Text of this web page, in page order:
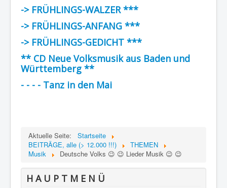
-> FRÜHLINGS-WALZER ***
-> FRÜHLINGS-ANFANG ***
-> FRÜHLINGS-GEDICHT ***
** CD Neue Volksmusik aus Baden und
Württemberg **
- - - - Tanz in den Mai
Aktuelle Seite:
Startseite
BEITRÄGE, alle (> 12.000 !!!)
THEMEN
Musik
Deutsche Volks 😉 😉 Lieder Musik 😉 😉
H A U P T M E N Ü